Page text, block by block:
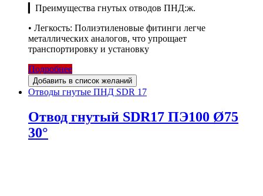
▎Преимущества гнутых отводов ПНД:ж.
• Легкость: Полиэтиленовые фитинги легче
металлических аналогов, что упрощает
транспортировку и установку
Подробнее
Добавить в список желаний
Отводы гнутые ПНД SDR 17
Отвод гнутый SDR17 ПЭ100 Ø75
30°